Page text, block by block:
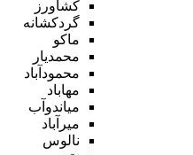
کشاورز
گردکشانه
ماکو
محمدیار
محمودآباد
مهاباد
میاندوآب
میرآباد
نالوس